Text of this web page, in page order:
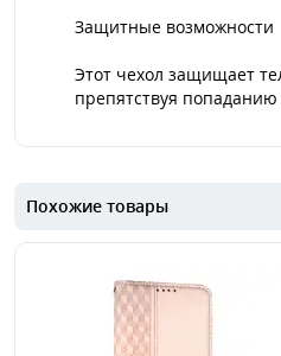
Защитные возможности
Этот чехол защищает
препятствуя
Похожие товары